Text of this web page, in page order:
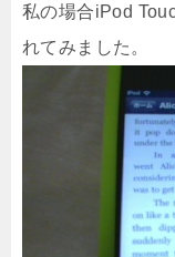
私の場合iPod
れてみました。